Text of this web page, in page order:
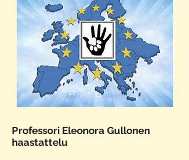
Professori Eleonora Gullonen
haastattelu